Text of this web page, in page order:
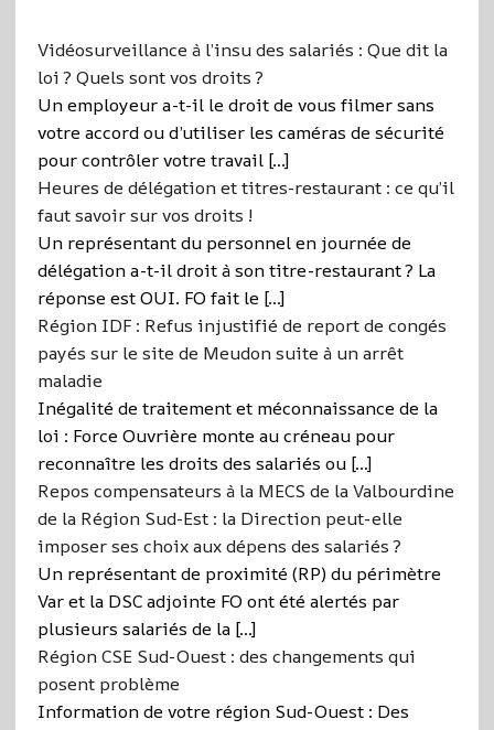
Vidéosurveillance à l’insu des salariés : Que dit la
loi ? Quels sont vos droits ?
Un employeur a-t-il le droit de vous filmer sans
votre accord ou d’utiliser les caméras de sécurité
pour contrôler votre travail […]
Heures de délégation et titres-restaurant : ce qu’il
faut savoir sur vos droits !
Un représentant du personnel en journée de
délégation a-t-il droit à son titre-restaurant ? La
réponse est OUI. FO fait le […]
Région IDF : Refus injustifié de report de congés
payés sur le site de Meudon suite à un arrêt
maladie
Inégalité de traitement et méconnaissance de la
loi : Force Ouvrière monte au créneau pour
reconnaître les droits des salariés ou […]
Repos compensateurs à la MECS de la Valbourdine
de la Région Sud-Est : la Direction peut-elle
imposer ses choix aux dépens des salariés ?
Un représentant de proximité (RP) du périmètre
Var et la DSC adjointe FO ont été alertés par
plusieurs salariés de la […]
Région CSE Sud-Ouest : des changements qui
posent problème
Information de votre région Sud-Ouest : Des